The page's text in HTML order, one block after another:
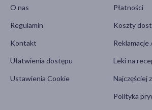
O nas
Regulamin
Kontakt
Ułatwienia dostępu
Ustawienia Cookie
Płatności
Koszty
Leki na
Najczęściej
Polityka